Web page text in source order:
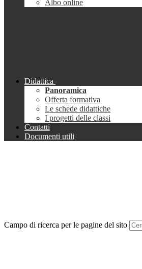
Albo online
Didattica
Panoramica
Offerta formativa
Le schede didattiche
I progetti delle classi
Contatti
Documenti utili
Campo di ricerca per le pagine del sito